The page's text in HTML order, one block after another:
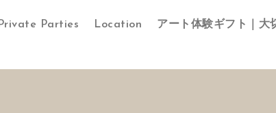
Private Parties Location アート体験ギフト｜大